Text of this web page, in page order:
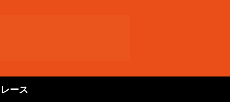
ース